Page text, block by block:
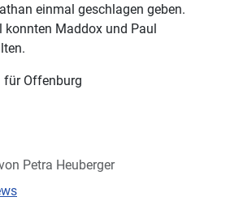
einmal geschlagen geben.
konnten Maddox und Paul
für Offenburg
Petra Heuberger